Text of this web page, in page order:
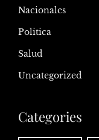
Nacionales
Politica
Salud
Uncategorized
Categories